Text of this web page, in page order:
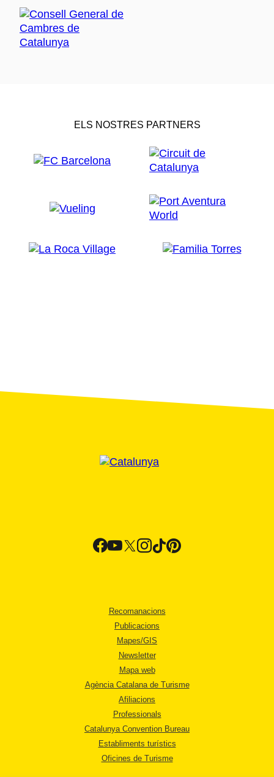
ELS NOSTRES PARTNERS
Recomanacions
Publicacions
Mapes/GIS
Newsletter
Mapa web
Agència Catalana de Turisme
Afiliacions
Professionals
Catalunya Convention Bureau
Establiments turístics
Oficines de Turisme